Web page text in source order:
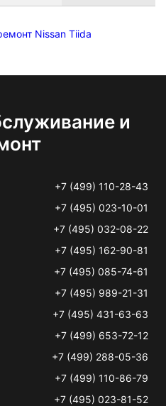
Nissan Tiida
и
+7 (499) 110-28-43
+7 (495) 023-10-01
+7 (495) 032-08-22
+7 (495) 162-90-81
+7 (495) 085-74-61
+7 (495) 989-21-31
+7 (495) 431-63-63
+7 (499) 653-72-12
+7 (499) 288-05-36
+7 (499) 110-86-79
+7 (495) 023-81-52